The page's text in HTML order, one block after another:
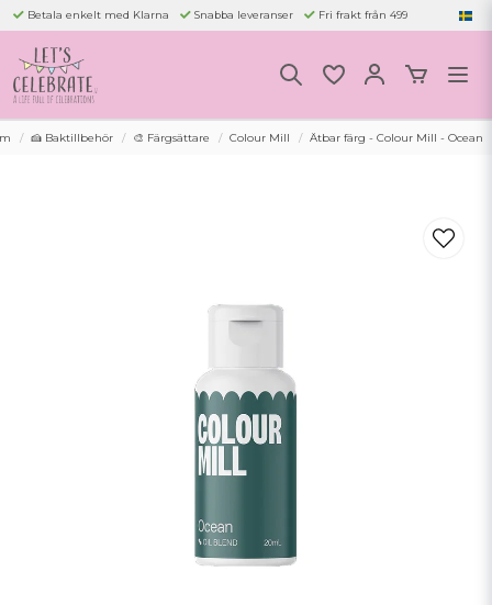
Betala enkelt med Klarna Snabba leveranser Fri frakt från 499
🍰 Baktillbehör 🎨 Färgsättare Colour Mill Ätbar färg - Colour Mill - Ocean